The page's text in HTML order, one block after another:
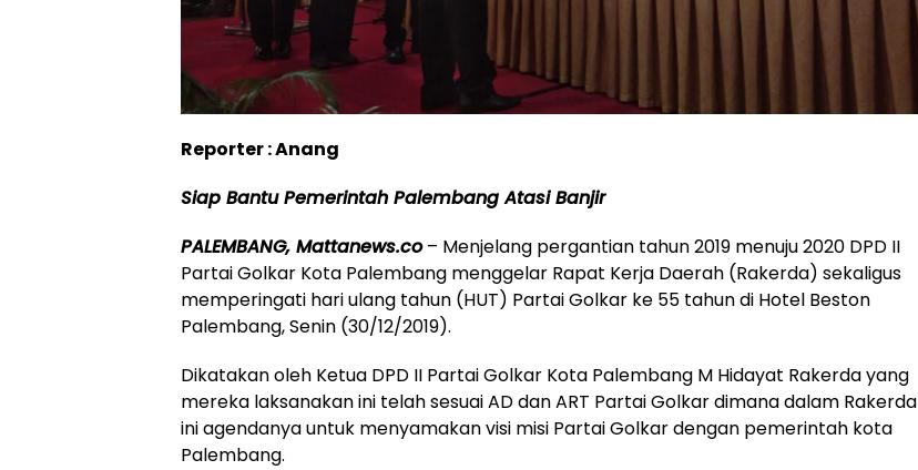
Reporter : Anang
Siap Bantu Pemerintah Palembang Atasi Banjir
PALEMBANG, Mattanews.co– Menjelang pergantian tahun 2019 menuju 2020 DPD II
Partai Golkar Kota Palembang menggelar Rapat Kerja Daerah (Rakerda) sekaligus
memperingati hari ulang tahun (HUT) Partai Golkar ke 55 tahun di Hotel Beston
Palembang, Senin (30/12/2019).
Dikatakan oleh Ketua DPD II Partai Golkar Kota Palembang M Hidayat Rakerda yang
mereka laksanakan ini telah sesuai AD dan ART Partai Golkar dimana dalam Rakerda
ini agendanya untuk menyamakan visi misi Partai Golkar dengan pemerintah kota
Palembang.